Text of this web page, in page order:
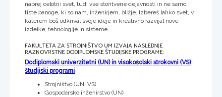
naprej celotni svet, tudi vse storitvene dejavnosti in ne samo
tiste panoge, ki so nam, inženirjem, bližje. Izbereš lahko svet, v
katerem boš odkrival svoje ideje in kreativno razvijal nove
izdelke, tehnologije in sisteme.
FAKULTETA ZA STROJNIŠTVO UM IZVAJA NASLEDNJE
RAZNOVRSTNE DODIPLOMSKE ŠTUDIJSKE PROGRAME:
Dodiplomski univerzitetni (UN) in visokošolski strokovni (VS)
študijski programi
Strojništvo (UN, VS)
Gospodarsko inženirstvo (UN)